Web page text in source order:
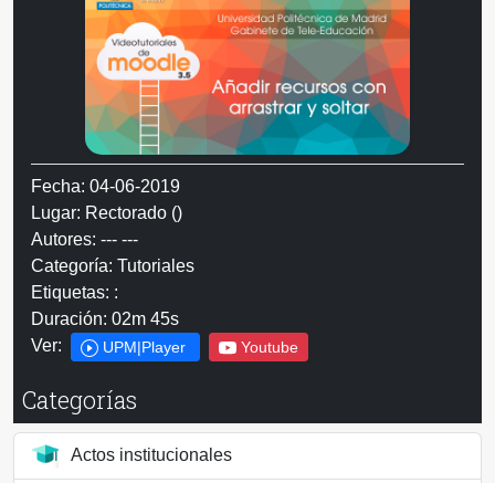
Fecha: 04-06-2019
Lugar: Rectorado ()
Autores: --- ---
Categoría: Tutoriales
Etiquetas: :
Duración: 02m 45s
Ver:
UPM|Player Youtube
Categorías
Actos institucionales